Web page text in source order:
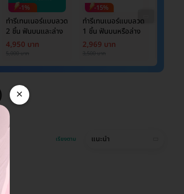
-1%
ทำรีเทนเนอร์แบบลวด
2 ชิ้น ฟันบนและล่าง
4,950 บาท
5,000 บาท
-15%
ทำรีเทนเนอร์แบบลวด
1 ชิ้น ฟันบนหรือล่าง
2,969 บาท
3,500 บาท
เรียงตาม แนะนำ
×